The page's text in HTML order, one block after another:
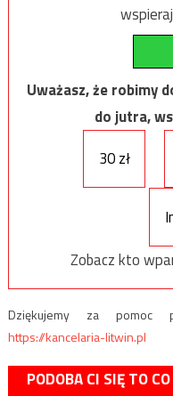
Uważasz, że robimy
do jutra,
30 zł
Zobacz kto
Dziękujemy za pomoc
https://kancelaria-litwin.pl
PODOBA CI SIĘ TO